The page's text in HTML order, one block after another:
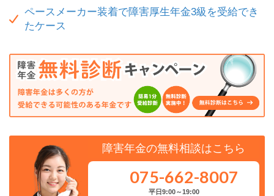
ペースメーカー装着で障害厚生年金3級を受給でき
たケース
障害年金の無料相談はこちら
075-662-8007
平日9:00～19:00